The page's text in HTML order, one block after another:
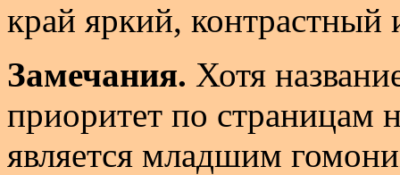
край яркий,
Замечания. Хотя
приоритет по страницам
является младшим